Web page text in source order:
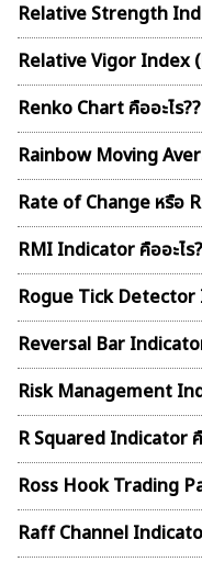
Relative Strength
Relative Vigor Index
Renko Chart คืออะไร??
Rainbow Moving
Rate of Change หรือ
RMI Indicator คืออะไร
Rogue Tick Detector
Reversal Bar
Risk Management
R Squared Indicator คื
Ross Hook Trading
Raff Channel